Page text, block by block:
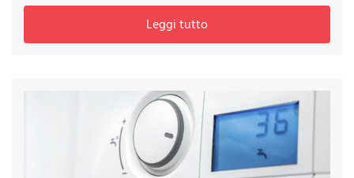
Leggi tutto